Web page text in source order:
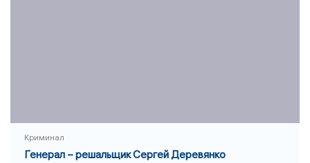
Криминал
Генерал – решальщик Сергей Деревянко